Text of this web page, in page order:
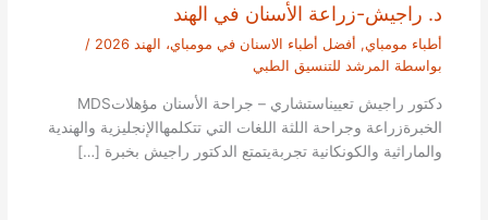
د. راجيش-زراعة الأسنان في الهند
أطباء مومباي, أفضل أطباء الاسنان في مومباي، الهند 2026
/
بواسطة المرشد للتنسيق الطبي
دكتور راجيش تعييناستشاري – جراحة الأسنان مؤهلاتMDS
الخبرةزراعة وجراحة اللثة اللغات التي تتكلمهاالإنجليزية والهندية
والماراثية والكونكانية تجربةيتمتع الدكتور راجيش بخبرة […]